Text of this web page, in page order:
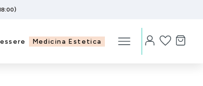
Medicina Estetica